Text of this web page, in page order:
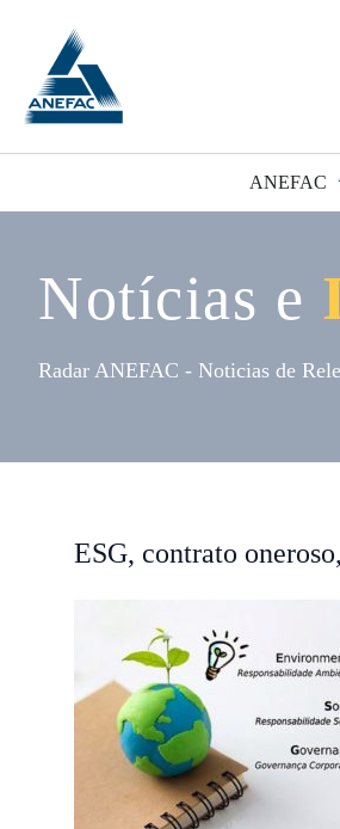
ANEFAC
Notícias e
Radar ANEFAC - Noticias de
ESG, contrato